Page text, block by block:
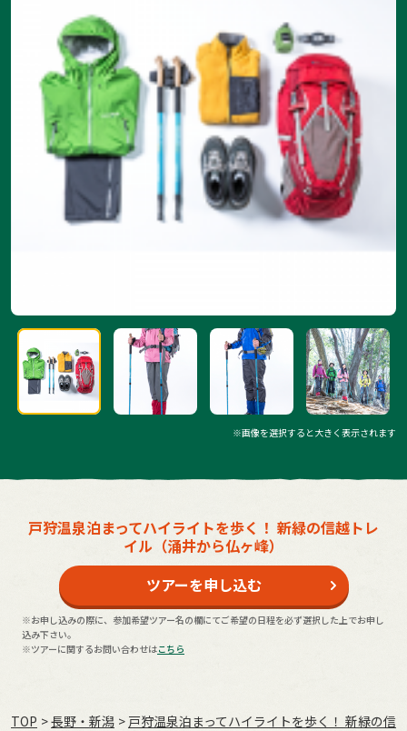
※画像を選択すると大きく表示されます
戸狩温泉泊まってハイライトを歩く！ 新緑の信越トレ
イル（涌井から仏ヶ峰）
ツアーを申し込む
※お申し込みの際に、参加希望ツアー名の欄にてご希望の日程を必ず選択した上でお申し
込み下さい。
※ツアーに関するお問い合わせはこちら
TOP 長野・新潟
戸狩温泉泊まってハイライトを歩く！ 新緑の信